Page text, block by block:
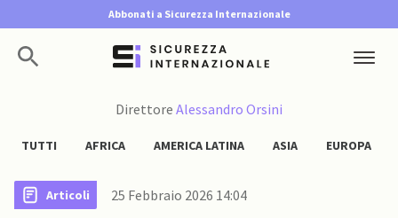
Abbonati a Sicurezza Internazionale
Direttore Alessandro Orsini
TUTTI AFRICA AMERICA LATINA ASIA EUROPA
Articoli 25 Febbraio 2026 14:04